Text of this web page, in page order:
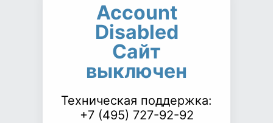
Account
Disabled
Сайт
выключен
Техническая поддержка:
+7 (495) 727-92-92